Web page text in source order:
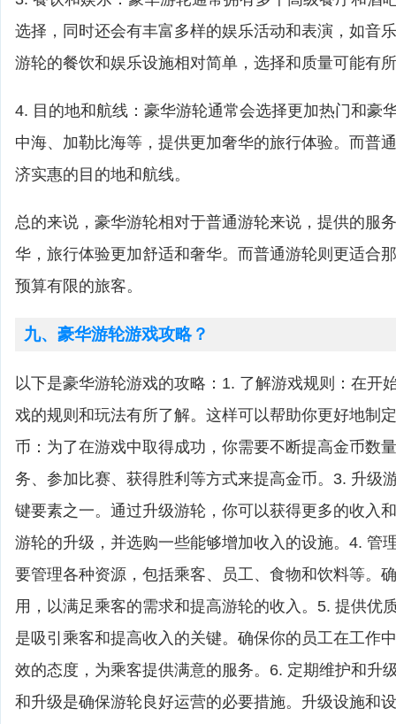
选择，同时还会有丰富多样的娱乐活动和表演，如音
游轮的餐饮和娱乐设施相对简单，选择和质量可能有
4. 目的地和航线：豪华游轮通常会选择更加热门和豪
中海、加勒比海等，提供更加奢华的旅行体验。而普
济实惠的目的地和航线。
总的来说，豪华游轮相对于普通游轮来说，提供的服
华，旅行体验更加舒适和奢华。而普通游轮则更适合
预算有限的旅客。
九、豪华游轮游戏攻略？
以下是豪华游轮游戏的攻略：1. 了解游戏规则：在开
戏的规则和玩法有所了解。这样可以帮助你更好地制
币：为了在游戏中取得成功，你需要不断提高金币数
务、参加比赛、获得胜利等方式来提高金币。3. 升级
键要素之一。通过升级游轮，你可以获得更多的收入
游轮的升级，并选购一些能够增加收入的设施。4. 管
要管理各种资源，包括乘客、员工、食物和饮料等。
用，以满足乘客的需求和提高游轮的收入。5. 提供优
是吸引乘客和提高收入的关键。确保你的员工在工作
效的态度，为乘客提供满意的服务。6. 定期维护和升
和升级是确保游轮良好运营的必要措施。升级设施和